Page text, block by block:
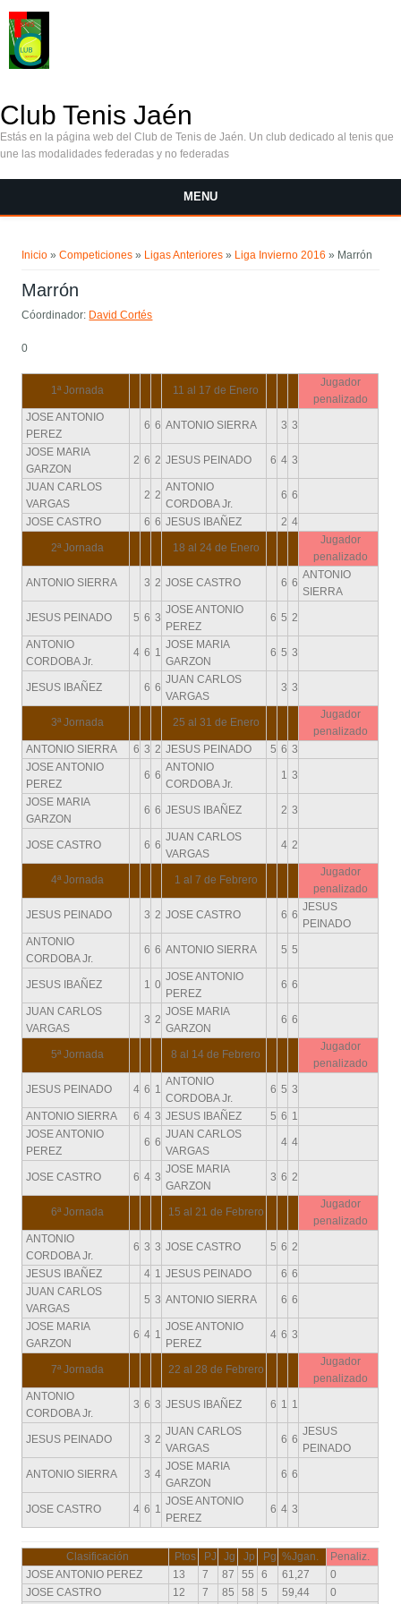
Club Tenis Jaén
Estás en la página web del Club de Tenis de Jaén. Un club dedicado al tenis que
une las modalidades federadas y no federadas
MENU
Inicio »Competiciones » Ligas Anteriores » Liga Invierno 2016 » Marrón
Marrón
Cóordinador: David Cortés
0
1ª Jornada 11 al 17 de Enero
Jugador
penalizado
JOSE ANTONIO
PEREZ
6 6 ANTONIO SIERRA 3 3
JOSE MARIA
GARZON
2 6 2 JESUS PEINADO 6 4 3
JUAN CARLOS
VARGAS
2 2
ANTONIO
CORDOBA Jr.
6 6
JOSE CASTRO 6 6 JESUS IBAÑEZ 2 4
2ª Jornada 18 al 24 de Enero
Jugador
penalizado
ANTONIO SIERRA 3 2 JOSE CASTRO 6 6
ANTONIO
SIERRA
JESUS PEINADO 5 6 3
JOSE ANTONIO
PEREZ
6 5 2
ANTONIO
CORDOBA Jr.
4 6 1
JOSE MARIA
GARZON
6 5 3
JESUS IBAÑEZ 6 6
JUAN CARLOS
VARGAS
3 3
3ª Jornada 25 al 31 de Enero
Jugador
penalizado
ANTONIO SIERRA
6 3 2 JESUS PEINADO 5 6 3
JOSE ANTONIO
PEREZ
6 6
ANTONIO
CORDOBA Jr.
1 3
JOSE MARIA
GARZON
6 6 JESUS IBAÑEZ 2 3
JOSE CASTRO 6 6
JUAN CARLOS
VARGAS
4 2
4ª Jornada 1 al 7 de Febrero
Jugador
penalizado
JESUS PEINADO 3 2 JOSE CASTRO 6 6
JESUS
PEINADO
ANTONIO
CORDOBA Jr.
6 6 ANTONIO SIERRA 5 5
JESUS IBAÑEZ 1 0
JOSE ANTONIO
PEREZ
6 6
JUAN CARLOS
VARGAS
3 2
JOSE MARIA
GARZON
6 6
5ª Jornada 8 al 14 de Febrero
Jugador
penalizado
JESUS PEINADO 4 6 1
ANTONIO
CORDOBA Jr.
6 5 3
ANTONIO SIERRA 6 4 3 JESUS IBAÑEZ 5 6 1
JOSE ANTONIO
PEREZ
6 6
JUAN CARLOS
VARGAS
4 4
JOSE CASTRO 6 4 3
JOSE MARIA
GARZON
3 6 2
6ª Jornada 15 al 21 de Febrero
Jugador
penalizado
ANTONIO
CORDOBA Jr.
6 3 3 JOSE CASTRO 5 6 2
JESUS IBAÑEZ 4 1 JESUS PEINADO 6 6
JUAN CARLOS
VARGAS
5 3 ANTONIO SIERRA 6 6
JOSE MARIA
GARZON
6 4 1
JOSE ANTONIO
PEREZ
4 6 3
7ª Jornada 22 al 28 de Febrero
Jugador
penalizado
ANTONIO
CORDOBA Jr.
3 6 3 JESUS IBAÑEZ 6 1 1
JESUS PEINADO 3 2
JUAN CARLOS
VARGAS
6 6
JESUS
PEINADO
ANTONIO SIERRA 3 4
JOSE MARIA
GARZON
6 6
JOSE CASTRO 4 6 1
JOSE ANTONIO
PEREZ
6 4 3
Clasificación Ptos PJ Jg Jp Pg %Jgan.
Penaliz.
JOSE ANTONIO PEREZ
13 7 87 55 6 61,27
0
JOSE CASTRO
12 7 85 58 5 59,44 0